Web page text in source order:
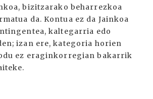
bizitzarako beharrezkoa
da. Kontua ez da Jainkoa
kaltegarria edo
izan ere, kategoria horien
ez eraginkorregian bakarrik